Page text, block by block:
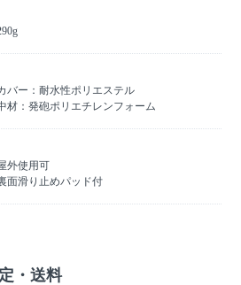
バー：耐水性ポリエステル
材：発砲ポリエチレンフォーム
外使用可
面滑り止めパッド付
・送料